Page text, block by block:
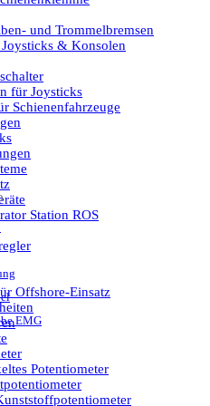
und Trommelbremsen
& Konsolen
für Joysticks
Schienenfahrzeuge
Station ROS
Offshore-Einsatz
Potentiometer
EMG